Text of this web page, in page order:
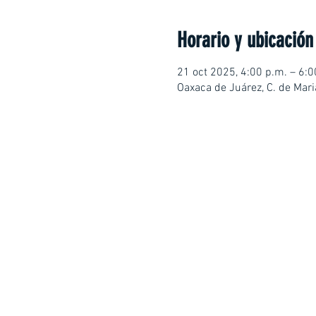
Horario y ubicación
21 oct 2025, 4:00 p.m. –
Oaxaca de Juárez, C. de